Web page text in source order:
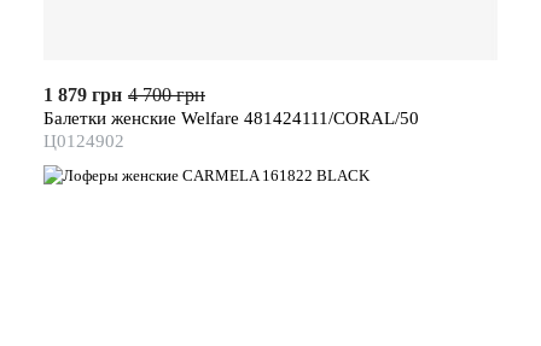
1 879 грн 4 700 грн
Балетки женские Welfare 481424111/CORAL/50
Ц0124902